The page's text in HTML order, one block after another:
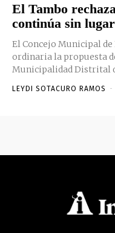
El Tambo
continúa sin
El Concejo Municipal
ordinaria la propuesta
Municipalidad Distrital
LEYDI SOTACURO RAMOS -